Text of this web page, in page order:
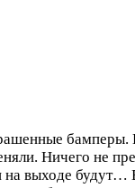
Ничего не
на выходе будут…